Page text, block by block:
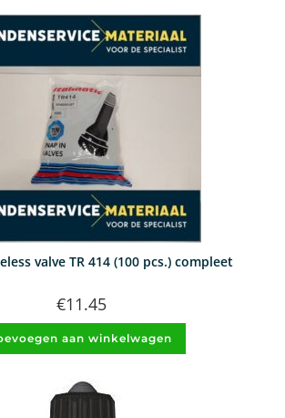
valve TR 414 (100 pcs.) compleet
€11.45
aan winkelwagen